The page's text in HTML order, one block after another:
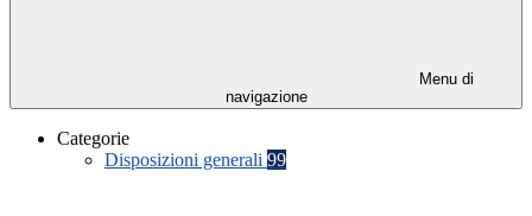
Menu di
navigazione
Categorie
Disposizioni generali 99